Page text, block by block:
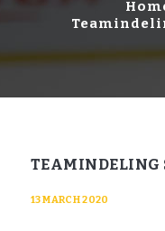
TEAMINDELING
13 MARCH 2020